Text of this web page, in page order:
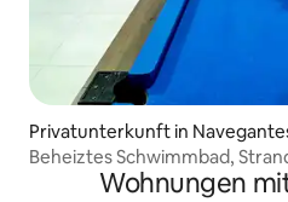
Privatunterkunft in
Beheiztes Schwimmbad,
Wohnungen